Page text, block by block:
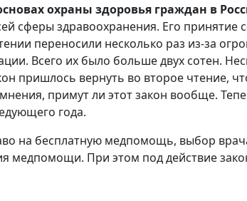
охраны здоровья граждан в
сферы здравоохранения. Его принятие
переносили несколько раз из-за
Всего их было больше двух сотен.
пришлось вернуть во второе чтение,
примут ли этот закон вообще.
года.
на бесплатную медпомощь, выбор
медпомощи. При этом под действие